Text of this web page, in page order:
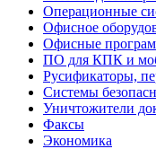
Операционные
Офисное
Офисные
ПО для КПК и
Русификаторы,
Системы
Уничтожители
Факсы
Экономика